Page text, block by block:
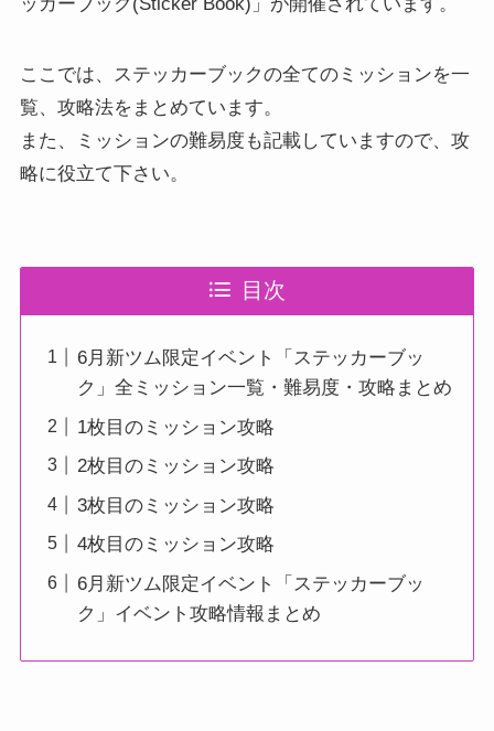
ッカーブック(Sticker Book)」が開催されています。
ここでは、ステッカーブックの全てのミッションを一
覧、攻略法をまとめています。
また、ミッションの難易度も記載していますので、攻
略に役立て下さい。
目次
6月新ツム限定イベント「ステッカーブッ
ク」全ミッション一覧・難易度・攻略まとめ
1枚目のミッション攻略
2枚目のミッション攻略
3枚目のミッション攻略
4枚目のミッション攻略
6月新ツム限定イベント「ステッカーブッ
ク」イベント攻略情報まとめ